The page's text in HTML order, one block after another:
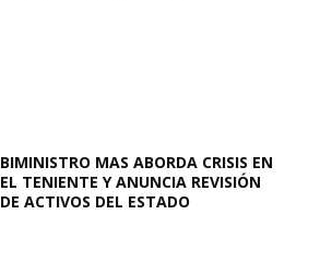
BIMINISTRO MAS ABORDA CRISIS EN
EL TENIENTE Y ANUNCIA REVISIÓN
DE ACTIVOS DEL ESTADO